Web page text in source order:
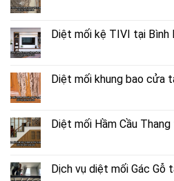
Diệt mối kệ TIVI tại Bình
Diệt mối khung bao cửa
Diệt mối Hầm Cầu
Dịch vụ diệt mối Gác Gỗ